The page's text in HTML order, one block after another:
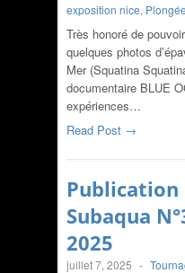
exposition nice,
Très honoré de
quelques photos
Mer (Squatina
documentaire BLUE
expériences…
Read Post →
Publication
Subaqua
2025
juillet 7, 2025 -